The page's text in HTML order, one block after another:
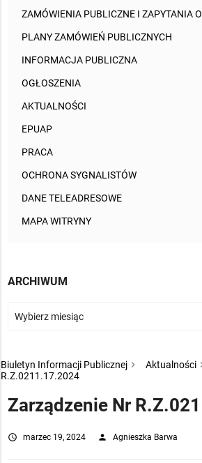
ZAMÓWIENIA PUBLICZNE I ZAPYTANIA
PLANY ZAMÓWIEŃ PUBLICZNYCH
INFORMACJA PUBLICZNA
OGŁOSZENIA
AKTUALNOŚCI
EPUAP
PRACA
OCHRONA SYGNALISTÓW
DANE TELEADRESOWE
MAPA WITRYNY
ARCHIWUM
Biuletyn Informacji Publicznej Aktualności
R.Z.0211.17.2024
Zarządzenie Nr
access_time marzec 19, 2024 person Agnieszka Barwa